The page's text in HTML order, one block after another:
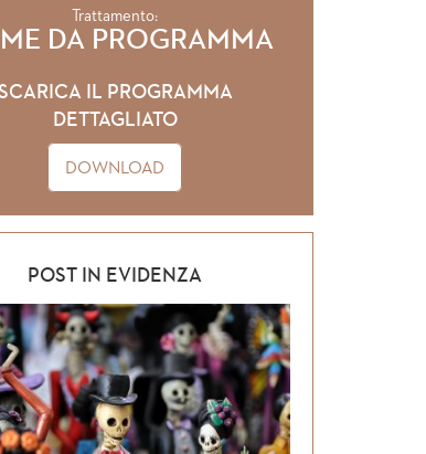
Trattamento:
DA PROGRAMMA
IL PROGRAMMA
DETTAGLIATO
DOWNLOAD
POST IN EVIDENZA